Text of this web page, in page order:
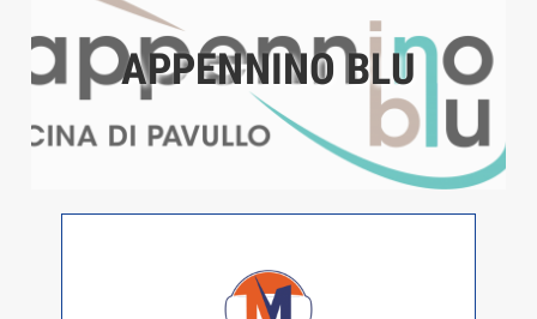
APPENNINO BLU